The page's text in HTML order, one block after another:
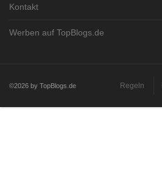
Kontakt
Werben auf TopBlogs.de
©2026 by TopBlogs.de Regeln